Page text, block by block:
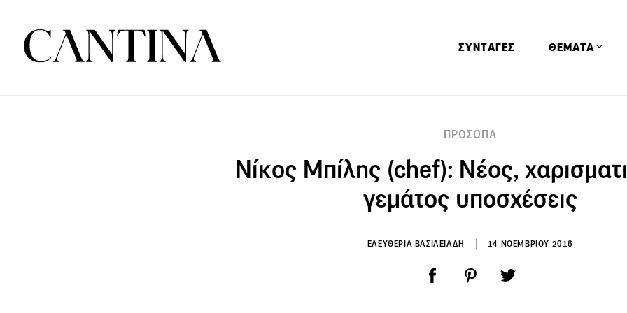
ΣΥΝΤΑΓΕΣ ΘΕΜΑΤΑ
Ειδήσεις
Έρευνες
ΠΡΟΣΩΠΑ
Νίκος Μπίλης (chef): Νέος,
γεμάτος υποσχέσεις
ΕΛΕΥΘΕΡΙΑ ΒΑΣΙΛΕΙΑΔΗ 14 ΝΟΕΜΒΡΙΟΥ 2016